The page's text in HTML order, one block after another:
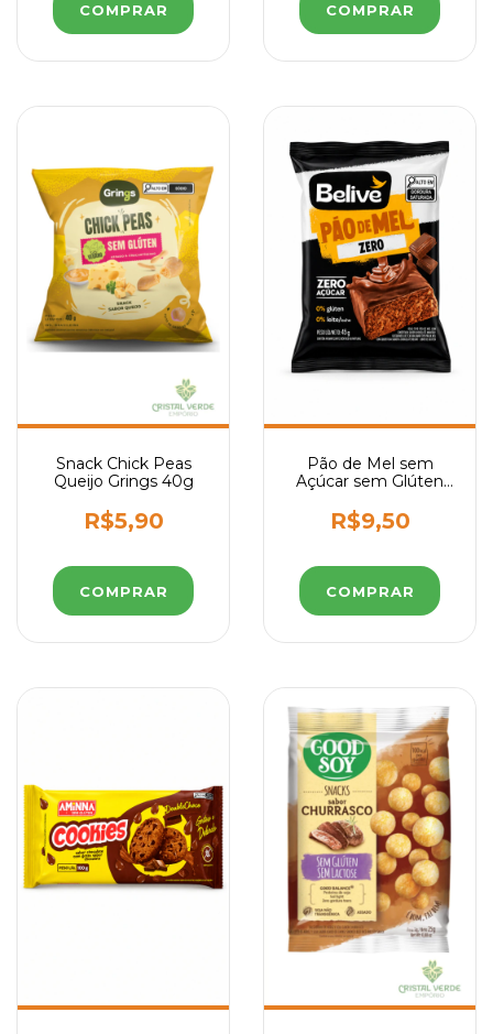
Snack Chick Peas
Queijo Grings 40g
R$5,90
Pão de Mel sem
Açúcar sem Glúten
R$9,50